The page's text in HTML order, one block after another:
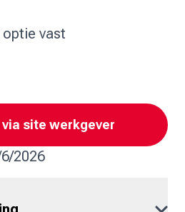
vast
site werkgever
2026